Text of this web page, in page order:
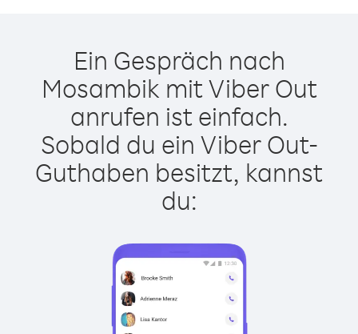
Ein Gespräch nach
Mosambik mit Viber Out
anrufen ist einfach.
Sobald du ein Viber Out-
Guthaben besitzt, kannst
du: